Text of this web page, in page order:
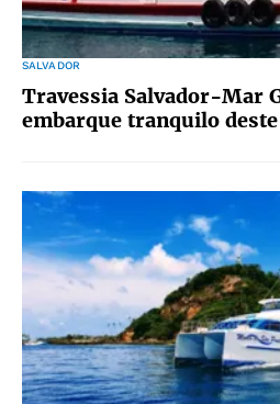
SALVADOR
Travessia Salvador-Mar
embarque tranquilo